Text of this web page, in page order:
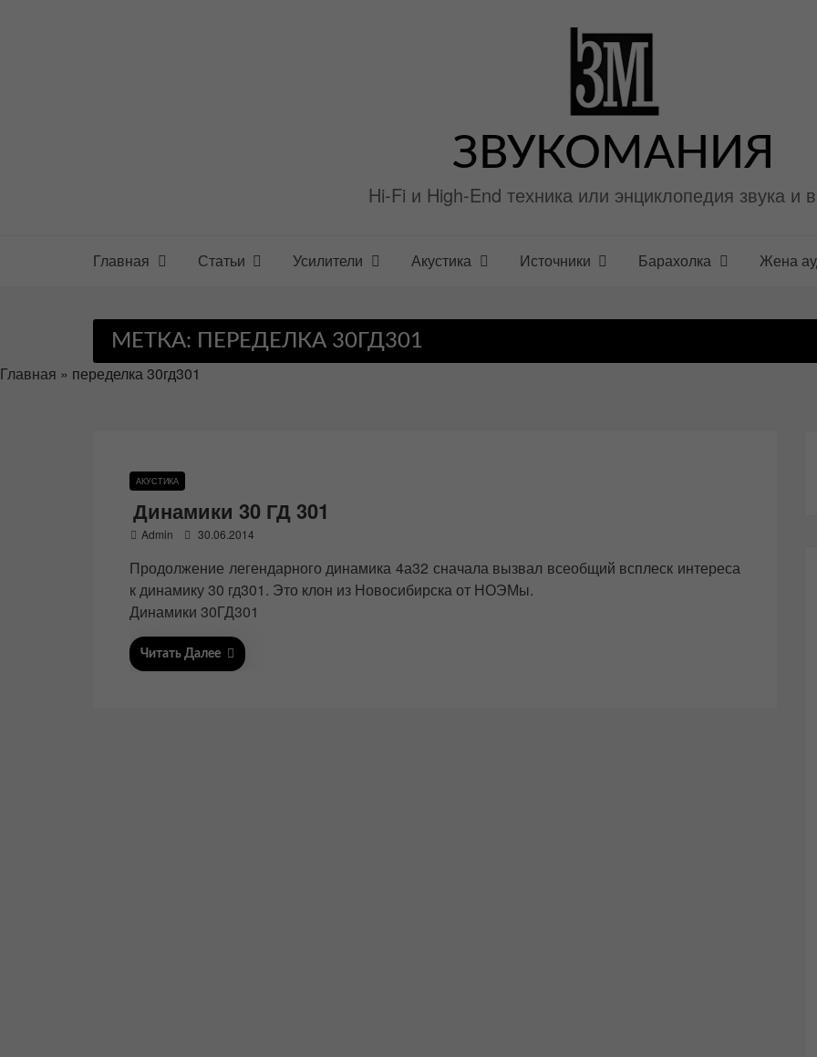
ЗВУКОМАНИЯ
Hi-Fi и High-End техника или энциклопедия звука и
Главная Статьи Усилители Акустика Источники Барахолка Жена
МЕТКА: ПЕРЕДЕЛКА 30ГД301
Главная » переделка 30гд301
АКУСТИКА
Динамики 30 ГД 301
Admin
s
e
d
n
30.06.2014
Продолжение легендарного динамика 4а32 сначала вызвал всеобщий всплеск интереса
к динамику 30 гд301. Это клон из Новосибирска от НОЭМы.
Динамики 30ГД301
Читать Далее